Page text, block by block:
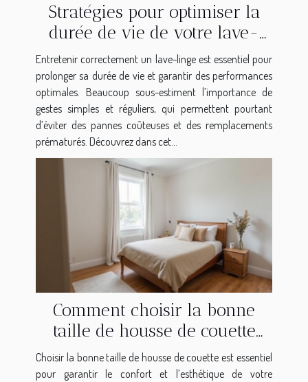
Stratégies pour optimiser la
durée de vie de votre lave-
linge
Entretenir correctement un lave-linge est essentiel pour
prolonger sa durée de vie et garantir des performances
optimales. Beaucoup sous-estiment l’importance de
gestes simples et réguliers, qui permettent pourtant
d’éviter des pannes coûteuses et des remplacements
prématurés. Découvrez dans cet...
Comment choisir la bonne
taille de housse de couette
pour votre lit ?
Choisir la bonne taille de housse de couette est essentiel
pour garantir le confort et l’esthétique de votre